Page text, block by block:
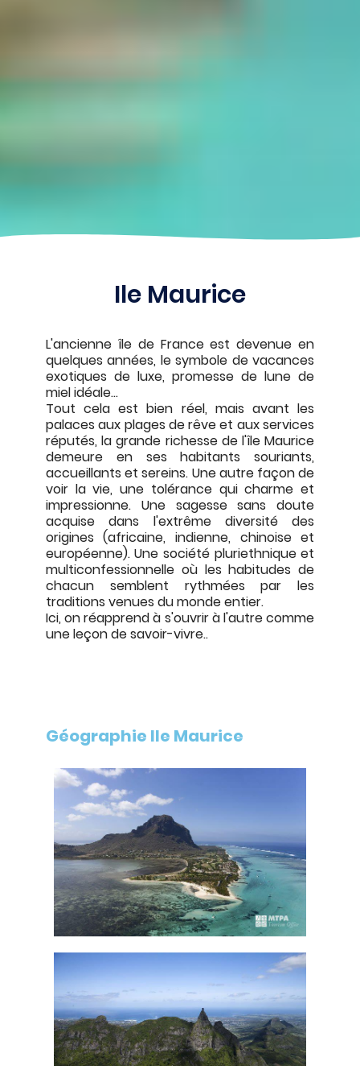
Ile Maurice
L'ancienne île de France est devenue en
quelques années, le symbole de vacances
exotiques de luxe, promesse de lune de
miel idéale...
Tout cela est bien réel, mais avant les
palaces aux plages de rêve et aux services
réputés, la grande richesse de l'île Maurice
demeure en ses habitants souriants,
accueillants et sereins. Une autre façon de
voir la vie, une tolérance qui charme et
impressionne. Une sagesse sans doute
acquise dans l'extrême diversité des
origines (africaine, indienne, chinoise et
européenne). Une société pluriethnique et
multiconfessionnelle où les habitudes de
chacun semblent rythmées par les
traditions venues du monde entier.
Ici, on réapprend à s'ouvrir à l'autre comme
une leçon de savoir-vivre..
Géographie Ile Maurice